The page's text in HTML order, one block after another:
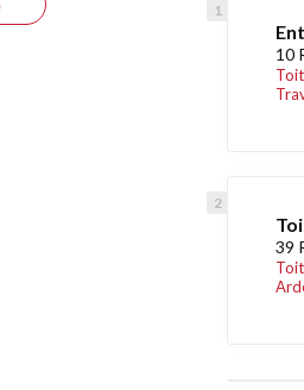
10
39